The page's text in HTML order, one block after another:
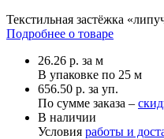
Текстильная застёжка
Подробнее о товаре
26.26 р. за м
В упаковке по 25 м
656.50 р. за уп.
По сумме заказа –
В наличии
Условия работы и